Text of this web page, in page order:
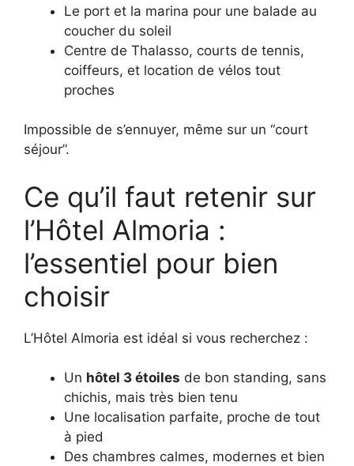
Le port et la marina pour une balade au
coucher du soleil
Centre de Thalasso, courts de tennis,
coiffeurs, et location de vélos tout
proches
Impossible de s’ennuyer, même sur un “court
séjour”.
Ce qu’il faut retenir sur
l’Hôtel Almoria :
l’essentiel pour bien
choisir
L’Hôtel Almoria est idéal si vous recherchez :
Un hôtel 3 étoiles de bon standing, sans
chichis, mais très bien tenu
Une localisation parfaite, proche de tout
à pied
Des chambres calmes, modernes et bien